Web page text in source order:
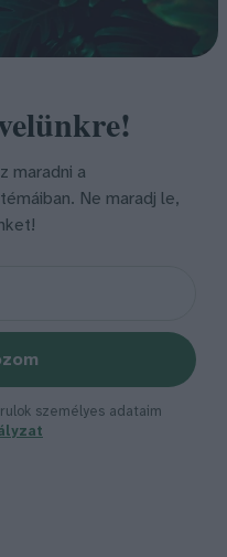
maradni a
Ne maradj le,
személyes adataim